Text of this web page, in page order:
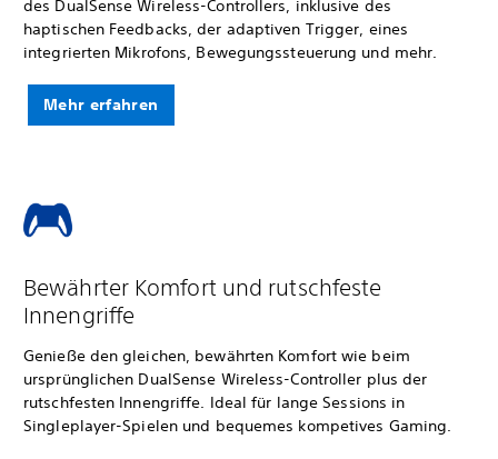
des DualSense Wireless-Controllers, inklusive des
haptischen Feedbacks, der adaptiven Trigger, eines
integrierten Mikrofons, Bewegungssteuerung und mehr.
Mehr erfahren
Bewährter Komfort und rutschfeste
Innengriffe
Genieße den gleichen, bewährten Komfort wie beim
ursprünglichen DualSense Wireless-Controller plus der
rutschfesten Innengriffe. Ideal für lange Sessions in
Singleplayer-Spielen und bequemes kompetives Gaming.